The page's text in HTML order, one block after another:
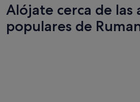
Alójate cerca de las
populares de